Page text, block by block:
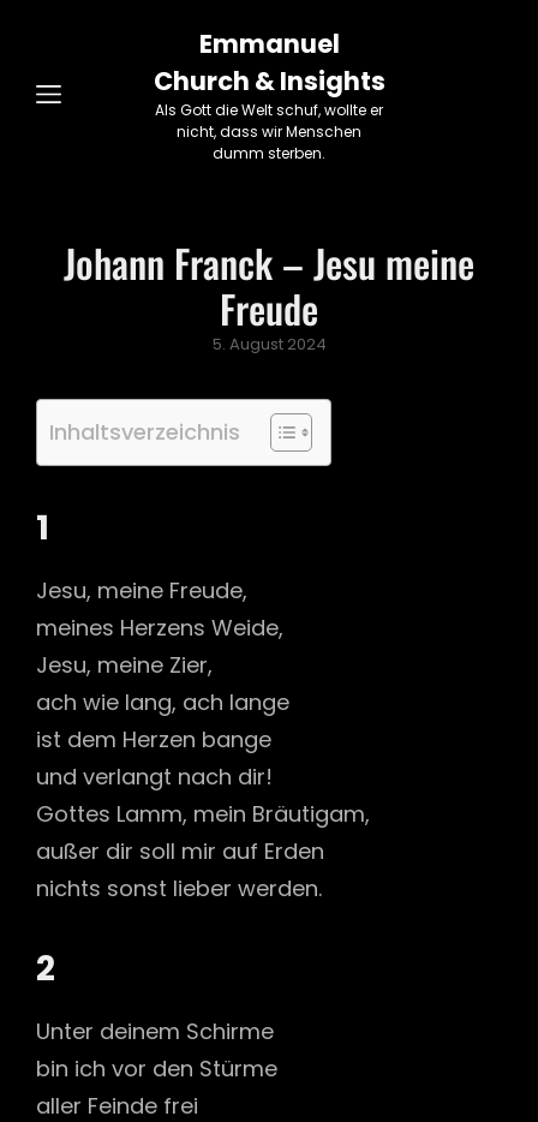
Emmanuel
Church & Insights
Als Gott die Welt schuf, wollte er
nicht, dass wir Menschen
dumm sterben.
Johann Franck – Jesu meine
Freude
Posted
5. August 2024
Inhaltsverzeichnis
1
Jesu, meine Freude,
meines Herzens Weide,
Jesu, meine Zier,
ach wie lang, ach lange
ist dem Herzen bange
und verlangt nach dir!
Gottes Lamm, mein Bräutigam,
außer dir soll mir auf Erden
nichts sonst lieber werden.
2
Unter deinem Schirme
bin ich vor den Stürme
aller Feinde frei